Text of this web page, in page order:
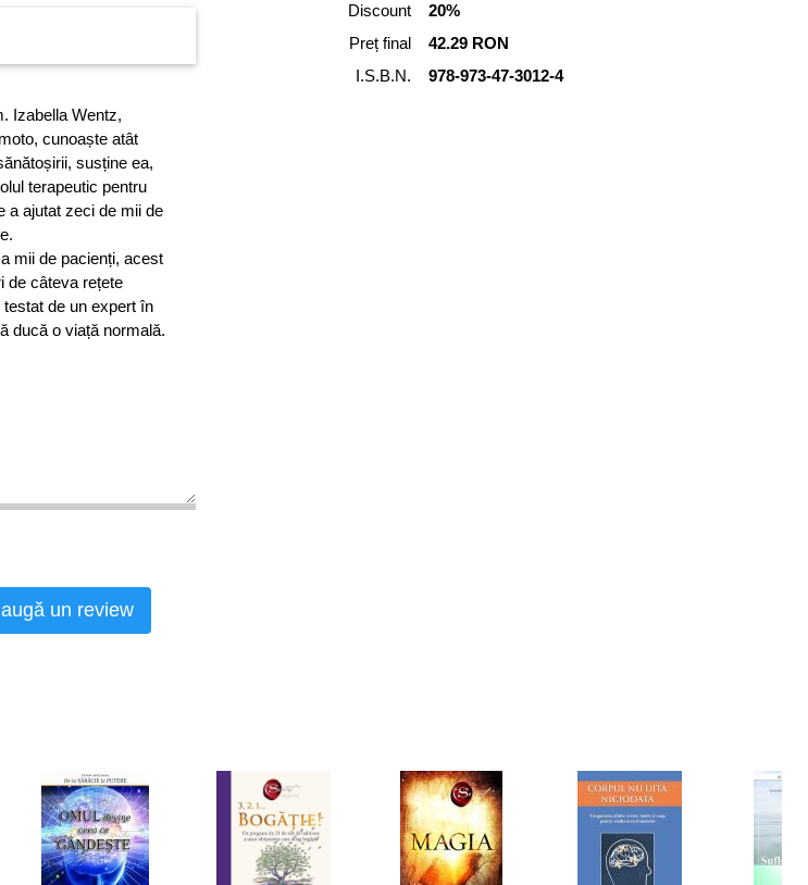
Izabella Wentz,
cunoaște atât
susține ea,
terapeutic pentru
a ajutat zeci de mii de
mii de pacienți, acest
de câteva rețete
de un expert în
ducă o viață normală.
Discount
20%
Preț final
42.29 RON
I.S.B.N.
978-973-47-3012-4
un review